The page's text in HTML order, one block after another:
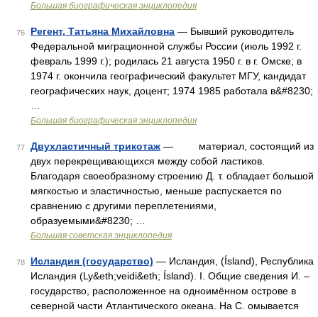
Большая биографическая энциклопедия
76 Регент, Татьяна Михайловна — Бывший руководитель
Федеральной миграционной службы России (июль 1992 г.
февраль 1999 г.); родилась 21 августа 1950 г. в г. Омске; в
1974 г. окончила географический факультет МГУ, кандидат
географических наук, доцент; 1974 1985 работала в&#8230;
Большая биографическая энциклопедия
77 Двухластичный трикотаж — материал, состоящий из
двух перекрещивающихся между собой ластиков.
Благодаря своеобразному строению Д. т. обладает большой
мягкостью и эластичностью, меньше распускается по
сравнению с другими переплетениями,
образуемыми&#8230; …
Большая советская энциклопедия
78 Исландия (государство) — Исландия, (Ísland), Республика
Исландия (Ly&eth;veidi&eth; Ísland). I. Общие сведения И. ‒
государство, расположенное на одноимённом острове в
северной части Атлантического океана. На С. омывается